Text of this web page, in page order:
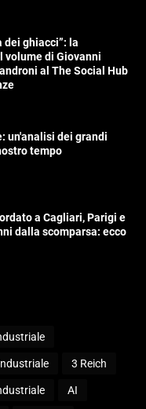
dei ghiacci”: la
volume di Giovanni
al The Social Hub
un'analisi dei grandi
tempo
a Cagliari, Parigi e
dalla scomparsa: ecco
3 Reich
AI